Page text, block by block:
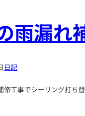
雨漏れ
日記
修工事でシーリング打ち